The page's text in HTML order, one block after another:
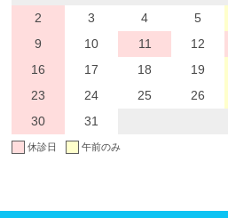
2
3 4 5
9
10 11 12
16
17 18 19
23
24 25 26
30
31
休診日 午前のみ